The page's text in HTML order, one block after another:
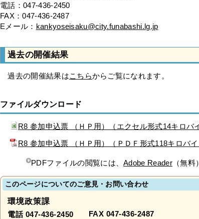
電話：047-436-2450
FAX：047-436-2487
Eメール： kankyoseisaku@city.funabashi.lg.jp
過去の開催結果
過去の開催結果はこちらからご覧になれます。
ファイルダウンロード
R8 参加申込票 （ＨＰ用）（エクセル形式14キロバ
R8 参加申込票 （ＨＰ用）（ＰＤＦ形式118キロバイ
PDFファイルの閲覧には、Adobe Reader （無料
このページについてのご意見・お問い合わせ
環境政策課
電話 047-436-2450 FAX 047-436-2487